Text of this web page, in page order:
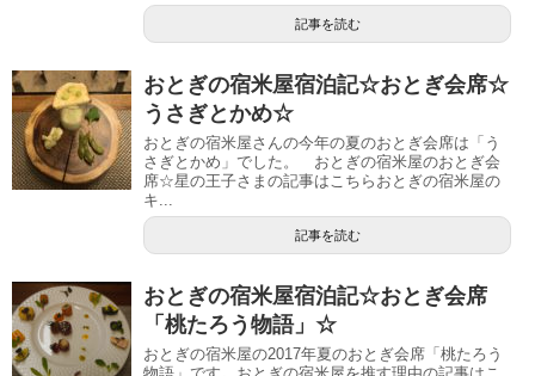
記事を読む
おとぎの宿米屋宿泊記☆おとぎ会席☆
うさぎとかめ☆
おとぎの宿米屋さんの今年の夏のおとぎ会席は「う
さぎとかめ」でした。 おとぎの宿米屋のおとぎ会
席☆星の王子さまの記事はこちらおとぎの宿米屋の
キ...
記事を読む
おとぎの宿米屋宿泊記☆おとぎ会席
「桃たろう物語」☆
おとぎの宿米屋の2017年夏のおとぎ会席「桃たろう